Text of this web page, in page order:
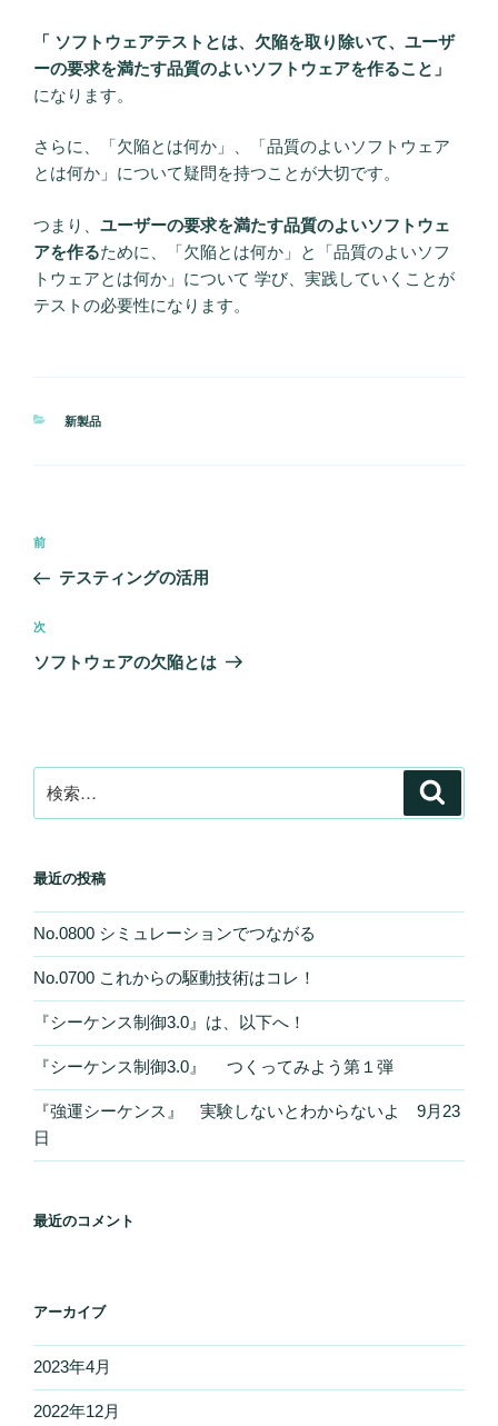
「 ソフトウェアテストとは、欠陥を取り除いて、ユーザ
ーの要求を満たす品質のよいソフトウェアを作ること」
になります。
さらに、「欠陥とは何か」、「品質のよいソフトウェア
とは何か」について疑問を持つことが大切です。
つまり、 ユーザーの要求を満たす品質のよいソフトウェ
アを作るために、「欠陥とは何か」と「品質のよいソフ
トウェアとは何か」について 学び、実践していくことが
テストの必要性になります。
カ
新製品
投
ナ
ビ
ゲ
ン
前
の
稿
前
テスティングの活用
次
の
次
ソフトウェアの欠陥とは
索:
最近の投稿
No.0800 シミュレーションでつながる
No.0700 これからの駆動技術はコレ！
『シーケンス制御3.0』は、以下へ！
『シーケンス制御3.0』 つくってみよう第１弾
『強運シーケンス』 実験しないとわからないよ 9月23
日
最近のコメント
アーカイブ
2023年4月
2022年12月